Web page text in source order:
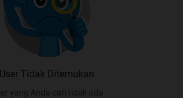
User Tidak Ditemukan
yang Anda cari tidak ada